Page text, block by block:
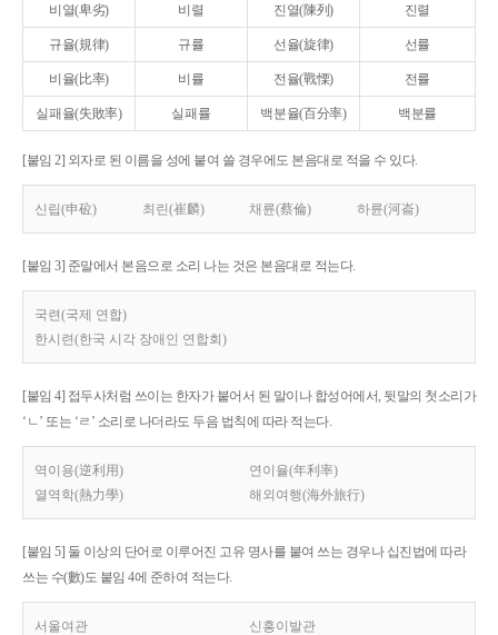
비열(卑劣) 비렬 진열(陳列) 진렬
규율(規律) 규률 선율(旋律) 선률
비율(比率) 비률 전율(戰慄) 전률
실패율(失敗率) 실패률 백분율(百分率) 백분률
[붙임 2] 외자로 된 이름을 성에 붙여 쓸 경우에도 본음대로 적을 수 있다.
신립(申砬) 최린(崔麟) 채륜(蔡倫) 하륜(河崙)
[붙임 3] 준말에서 본음으로 소리 나는 것은 본음대로 적는다.
국련(국제 연합)
한시련(한국 시각 장애인 연합회)
[붙임 4] 접두사처럼 쓰이는 한자가 붙어서 된 말이나 합성어에서, 뒷말의 첫소리가
‘ㄴ’ 또는 ‘ㄹ’ 소리로 나더라도 두음 법칙에 따라 적는다.
역이용(逆利用)
연이율(年利率)
열역학(熱力學)
해외여행(海外旅行)
[붙임 5] 둘 이상의 단어로 이루어진 고유 명사를 붙여 쓰는 경우나 십진법에 따라
쓰는 수(數)도 붙임 4에 준하여 적는다.
서울여관 신흥이발관